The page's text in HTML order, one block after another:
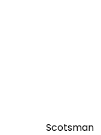
Scotsman